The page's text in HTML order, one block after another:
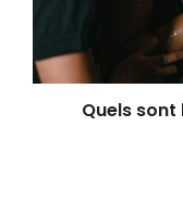
Quels sont